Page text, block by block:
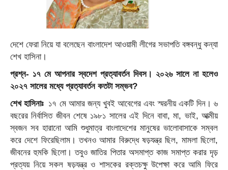
দেশে ফেরা নিয়ে যা বলেছেন বাংলাদেশ আওয়ামী লীগের সভাপতি বঙ্গবন্ধু কন্যা
শেখ হাসিনা।
প্রশ্ন- ১৭ মে আপনার স্বদেশ প্রত্যাবর্তন দিবস। ২০২৬ সালে না হলেও
২০২৭ সালের মধ্যে প্রত্যাবর্তন কতটা সম্ভব?
শেখ হাসিনাঃ১৭ মে আমার জন্য খুবই আবেগের এবং স্মরনীয় একটি দিন। ৬
বছরের নির্বাসিত জীবন শেষে ১৯৮১ সালের এই দিনে বাবা, মা, ভাই, আত্মীয়
স্বজন সব হারানো আমি শুধুমাত্র বাংলাদেশের মানুষের ভালোবাসাকে সম্বল
করে দেশে ফিরেছিলাম। তখনও আমার বিরুদ্ধে ষড়যন্ত্র ছিল, মামলা ছিলো,
জীবনের হুমকি ছিলো। তবুও জাতির পিতার অসমাপ্ত কাজ সমাপ্ত করার দৃড়
প্রত্যয় নিয়ে সকল ষড়যন্ত্র ও শাসকের রক্তচক্ষু উপেক্ষা করে আমি ফিরে